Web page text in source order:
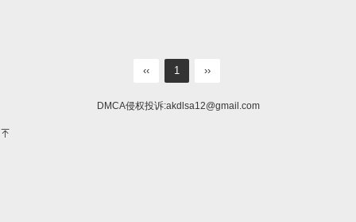
‹‹ 1 ››
DMCA侵权投诉:akdlsa12@gmail.com